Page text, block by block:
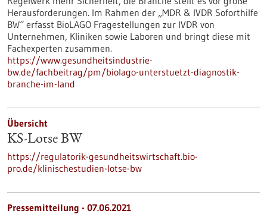
Herausforderungen. Im Rahmen der „MDR & IVDR Soforthilfe
BW“ erfasst BioLAGO Fragestellungen zur IVDR von
Unternehmen, Kliniken sowie Laboren und bringt diese mit
Fachexperten zusammen.
https://www.gesundheitsindustrie-
bw.de/fachbeitrag/pm/biolago-unterstuetzt-diagnostik-
branche-im-land
Übersicht
KS-Lotse BW
https://regulatorik-gesundheitswirtschaft.bio-
pro.de/klinischestudien-lotse-bw
Pressemitteilung - 07.06.2021